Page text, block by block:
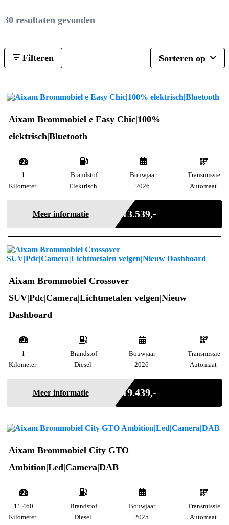
30 resultaten gevonden
Filteren Sorteren op
Aixam Brommobiel e Easy Chic|100%
elektrisch|Bluetooth
1
Kilometer
Brandstof
Elektrisch
Bouwjaar
2026
Transmissie
Automaat
Meer informatie € 13.539,-
Aixam Brommobiel Crossover
SUV|Pdc|Camera|Lichtmetalen velgen|Nieuw
Dashboard
1
Kilometer
Brandstof
Diesel
Bouwjaar
2026
Transmissie
Automaat
Meer informatie € 19.439,-
Aixam Brommobiel City GTO
Ambition|Led|Camera|DAB
11.460
Kilometer
Brandstof
Diesel
Bouwjaar
2025
Transmissie
Automaat